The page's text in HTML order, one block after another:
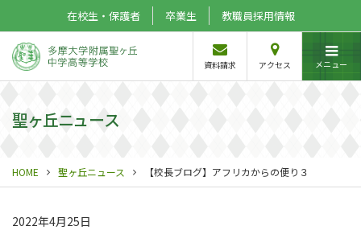
在校生・保護者 卒業生 教職員採用情報
資料請求 アクセス メニュー
聖ヶ丘ニュース
HOME 聖ヶ丘ニュース 【校長ブログ】アフリカからの便り３
2022年4月25日